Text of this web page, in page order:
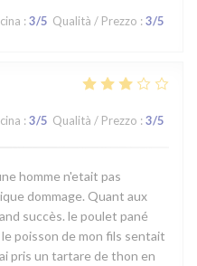
: 3/5 Qualità / Prezzo : 3/5
: 3/5 Qualità / Prezzo : 3/5
homme n'etait pas
dommage. Quant aux
succès. le poulet pané
poisson de mon fils sentait
pris un tartare de thon en